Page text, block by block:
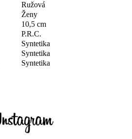
Ružová
Ženy
10,5 cm
P.R.C.
Syntetika
Syntetika
Syntetika